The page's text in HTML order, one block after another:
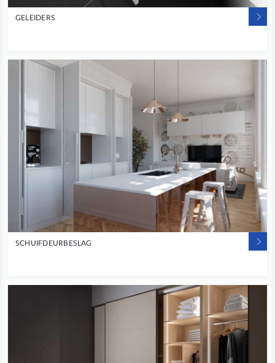
GELEIDERS
SCHUIFDEURBESLAG